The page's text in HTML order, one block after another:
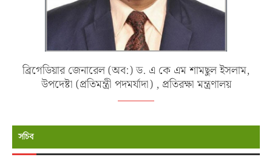
ব্রিগেডিয়ার জেনারেল (অব:) ড. এ কে এম শামছুল ইসলাম,
উপদেষ্টা (প্রতিমন্ত্রী পদমর্যাদা) , প্রতিরক্ষা মন্ত্রণালয়
সচিব